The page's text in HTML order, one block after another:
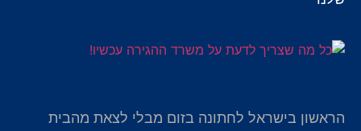
הראשון בישראל לחתונה בזום מבלי לצאת מהבית